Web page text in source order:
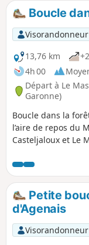
Boucle
Visorandonneur
13,76 km
4h 00
Départ à Le
Garonne)
Boucle dans la
l’aire de repos du
Casteljaloux et Le
cartes, avoir le gpx
préférable. Les
marcheurs, VTT,
beaucoup. Pas de
dans la forêt à
à éviter lors de
saison de la chasse
Petite
d'Agenais
Visorandonneur